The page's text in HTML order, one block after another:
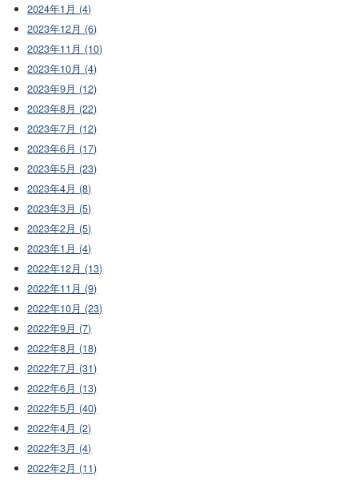
2024年1月 (4)
2023年12月 (6)
2023年11月 (10)
2023年10月 (4)
2023年9月 (12)
2023年8月 (22)
2023年7月 (12)
2023年6月 (17)
2023年5月 (23)
2023年4月 (8)
2023年3月 (5)
2023年2月 (5)
2023年1月 (4)
2022年12月 (13)
2022年11月 (9)
2022年10月 (23)
2022年9月 (7)
2022年8月 (18)
2022年7月 (31)
2022年6月 (13)
2022年5月 (40)
2022年4月 (2)
2022年3月 (4)
2022年2月 (11)